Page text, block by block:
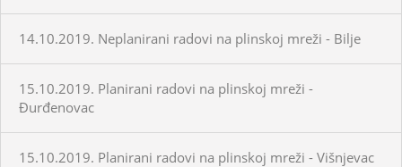
14.10.2019. Neplanirani radovi na plinskoj mreži - Bilje
15.10.2019. Planirani radovi na plinskoj mreži -
Đurđenovac
15.10.2019. Planirani radovi na plinskoj mreži - Višnjevac